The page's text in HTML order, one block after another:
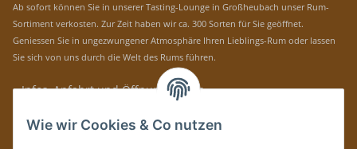
Ab sofort können Sie in unserer Tasting-Lounge in Großheubach unser Rum-
Sortiment verkosten. Zur Zeit haben wir ca. 300 Sorten für Sie geöffnet.
Geniessen Sie in ungezwungener Atmosphäre Ihren Lieblings-Rum oder lassen
Sie sich von uns durch die Welt des Rums führen.
» Infos, Anfahrt und Öffnungszeiten
Immer auf dem Laufenden mit unseren aktuellen Rum-News!
Wie wir Cookies & Co nutzen